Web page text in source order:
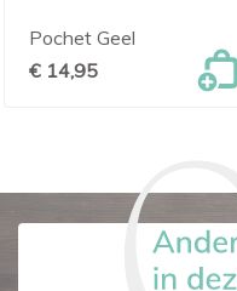
Pochet Geel
€ 14,95